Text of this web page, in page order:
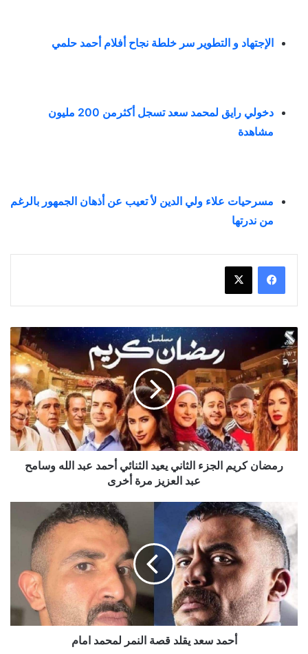
الإجتهاد و التطوير سر خلطة نجاح أفلام أحمد حلمي
دخولي رايق لمحمد سعد تسجل أكثرمن 200 مليون
مشاهدة
مسرحيات علاء ولي الدين لأ تعيب عن أذهان الجمهور بالرغم
من ندرتها
رمضان
كريم
الجزء
الثاني
يعيد
الثنائي
أحمد
عبد
الله
وسامح
أخرى
رمضان كريم الجزء الثاني يعيد الثنائي أحمد عبد الله وسامح
عبد العزيز مرة أخرى
أحمد
سعد
يقلد
قصة
النمر
لمحمد
امام
أحمد سعد يقلد قصة النمر لمحمد امام